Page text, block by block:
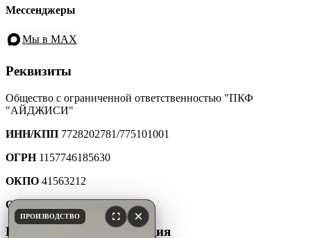
Мессенджеры
Мы в MAX
Реквизиты
Общество с ограниченной ответственностью "ПКФ
"АЙДЖИСИ"
ИНН/КПП 7728202781/775101001
ОГРН1157746185630
ОКПО 41563212
ОКТМО
45907000000
Юридическая информация
ПРОИЗВОДСТВО ×